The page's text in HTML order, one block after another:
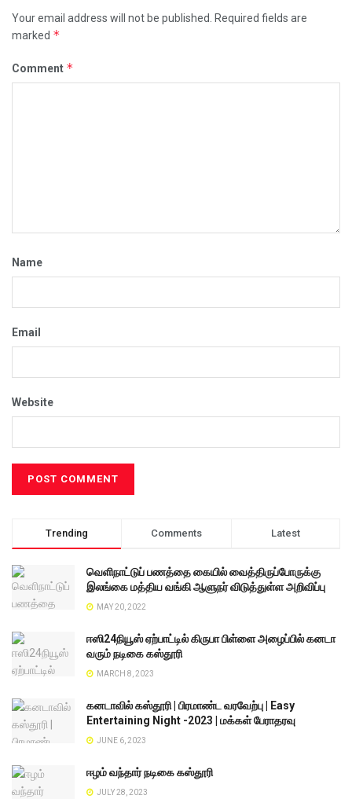
Your email address will not be published.
Required fields are
marked *
Comment *
Name
Email
Website
Trending Comments Latest
வெளிநாட்டுப் பணத்தை கையில் வைத்திருப்போருக்கு
இலங்கை மத்திய வங்கி ஆளுநர் விடுத்துள்ள அறிவிப்பு
MAY 20, 2022
ஈஸி24நியூஸ் ஏற்பாட்டில் கிருபா பிள்ளை அழைப்பில் கனடா
வரும் நடிகை கஸ்தூரி
MARCH 8, 2023
கனடாவில் கஸ்தூரி | பிரமாண்ட வரவேற்பு | Easy
Entertaining Night -2023 | மக்கள் பேராதரவு
JUNE 6, 2023
ஈழம் வந்தார் நடிகை கஸ்தூரி
JULY 28, 2023